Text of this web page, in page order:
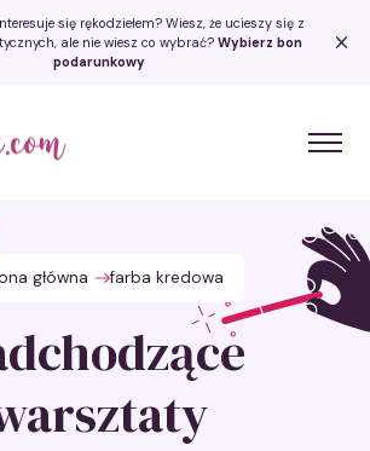
się rękodziełem? Wiesz, że ucieszy się z
ale nie wiesz co wybrać? Wybierz bon
podarunkowy
główna farba kredowa